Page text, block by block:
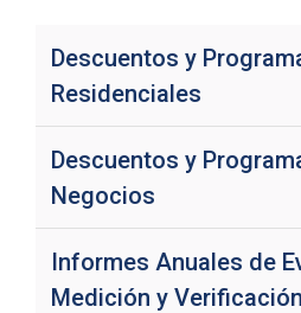
Descuentos y
Residenciales
Descuentos y
Negocios
Informes Anuales de
Medición y